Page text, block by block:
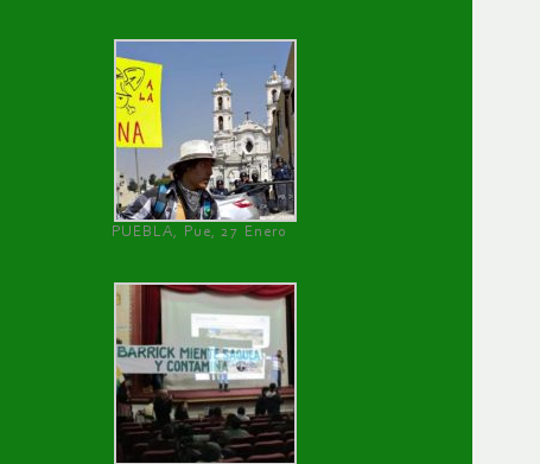
PUEBLA, Pue, 27 Enero